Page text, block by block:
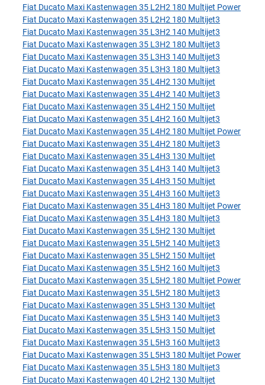
Fiat Ducato Maxi Kastenwagen 35 L2H2 180 Multijet Power
Fiat Ducato Maxi Kastenwagen 35 L2H2 180 Multijet3
Fiat Ducato Maxi Kastenwagen 35 L3H2 140 Multijet3
Fiat Ducato Maxi Kastenwagen 35 L3H2 180 Multijet3
Fiat Ducato Maxi Kastenwagen 35 L3H3 140 Multijet3
Fiat Ducato Maxi Kastenwagen 35 L3H3 180 Multijet3
Fiat Ducato Maxi Kastenwagen 35 L4H2 130 Multijet
Fiat Ducato Maxi Kastenwagen 35 L4H2 140 Multijet3
Fiat Ducato Maxi Kastenwagen 35 L4H2 150 Multijet
Fiat Ducato Maxi Kastenwagen 35 L4H2 160 Multijet3
Fiat Ducato Maxi Kastenwagen 35 L4H2 180 Multijet Power
Fiat Ducato Maxi Kastenwagen 35 L4H2 180 Multijet3
Fiat Ducato Maxi Kastenwagen 35 L4H3 130 Multijet
Fiat Ducato Maxi Kastenwagen 35 L4H3 140 Multijet3
Fiat Ducato Maxi Kastenwagen 35 L4H3 150 Multijet
Fiat Ducato Maxi Kastenwagen 35 L4H3 160 Multijet3
Fiat Ducato Maxi Kastenwagen 35 L4H3 180 Multijet Power
Fiat Ducato Maxi Kastenwagen 35 L4H3 180 Multijet3
Fiat Ducato Maxi Kastenwagen 35 L5H2 130 Multijet
Fiat Ducato Maxi Kastenwagen 35 L5H2 140 Multijet3
Fiat Ducato Maxi Kastenwagen 35 L5H2 150 Multijet
Fiat Ducato Maxi Kastenwagen 35 L5H2 160 Multijet3
Fiat Ducato Maxi Kastenwagen 35 L5H2 180 Multijet Power
Fiat Ducato Maxi Kastenwagen 35 L5H2 180 Multijet3
Fiat Ducato Maxi Kastenwagen 35 L5H3 130 Multijet
Fiat Ducato Maxi Kastenwagen 35 L5H3 140 Multijet3
Fiat Ducato Maxi Kastenwagen 35 L5H3 150 Multijet
Fiat Ducato Maxi Kastenwagen 35 L5H3 160 Multijet3
Fiat Ducato Maxi Kastenwagen 35 L5H3 180 Multijet Power
Fiat Ducato Maxi Kastenwagen 35 L5H3 180 Multijet3
Fiat Ducato Maxi Kastenwagen 40 L2H2 130 Multijet